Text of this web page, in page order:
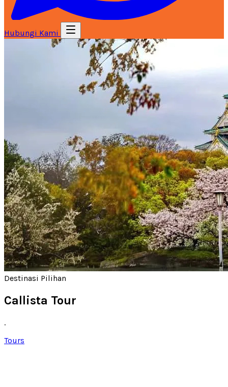
Hubungi Kami
Destinasi Pilihan
Callista Tour
.
Tours